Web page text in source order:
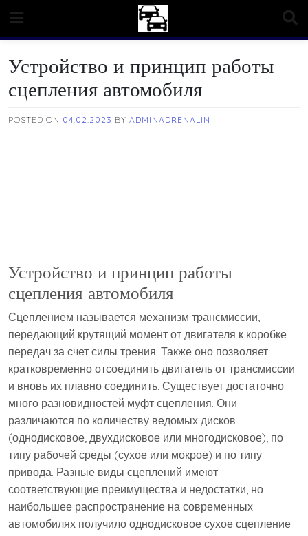
content
Устройство и принцип работы
сцепления автомобиля
POSTED ON 04.02.2023 BY ADMINADRENALIN
Устройство и принцип работы
сцепления автомобиля
Сцеплением называется механизм трансмиссии,
передающий крутящий момент от двигателя к коробке
передач за счет силы трения. Также оно позволяет
кратковременно отсоединить двигатель от трансмиссии
и вновь их плавно соединить. Существует достаточно
много разновидностей муфт сцепления. Они
различаются по количеству ведомых дисков
(однодисковое, двухдисковое или многодисковое), по
типу рабочей среды (сухое или мокрое) и по типу
привода. Разные виды сцеплений имеют
соответствующие преимущества и недостатки, но
наибольшее распространение на современных
автомобилях получило однодисковое сухое сцепление